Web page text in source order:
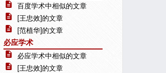
百度学术中相似的文章
[王忠效]的文章
[范植华]的文章
必应学术
必应学术中相似的文章
[王忠效]的文章